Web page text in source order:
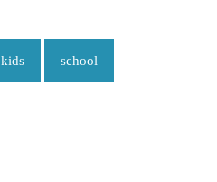
kids school